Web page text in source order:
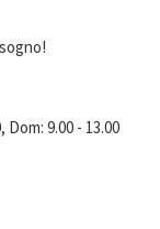
Dom: 9.00 - 13.00